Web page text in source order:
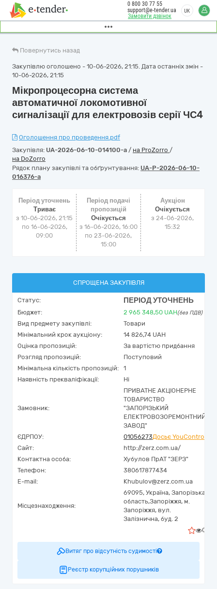
Замовити дзвінок
0 800 30 77 55
support@e-tender.ua
UK
Повернутись назад
Закупівлю оголошено - 10-06-2026, 21:15. Дата останніх змін -
10-06-2026, 21:15
Мікропроцесорна система
автоматичної локомотивної
сигналізації для електровозів серії ЧС4
Оголошення про проведення.pdf
Закупівля: UA-2026-06-10-014100-a / на ProZorro /
на DoZorro
Рядок плану закупівлі та обґрунтування: UA-P-2026-06-10-
016376-a
Період уточнень
Триває
з 10-06-2026, 21:15
по 16-06-2026,
09:00
Період подачі
пропозицій
Очікується
з 16-06-2026, 16:00
по 23-06-2026,
15:00
Аукціон
Очікується
з24-06-2026,
15:32
СПРОЩЕНА ЗАКУПІВЛЯ
Статус: ПЕРІОД УТОЧНЕНЬ
Бюджет: 2 965 348,50 UAH(без ПДВ)
Вид предмету закупівлі:
Товари
Мінімальний крок аукціону:
14 826,74 UAH
Оцінка пропозицій:
За вартістю придбання
Розгляд пропозицій:
Поступовий
Мінімальна кількість пропозицій:
1
Наявність прекваліфікації:
Ні
Замовник:
ПРИВАТНЕ АКЦІОНЕРНЕ
ТОВАРИСТВО
"ЗАПОРІЗЬКИЙ
ЕЛЕКТРОВОЗОРЕМОНТНИЙ
ЗАВОД"
ЄДРПОУ:
01056273Досьє YouControl
Сайт:
http://zerz.com.ua/
Контактна особа:
Хубулов ПрАТ "ЗЕРЗ"
Телефон:
380617877434
E-mail:
Khubulov@zerz.com.ua
Місцезнаходження:
69095, Україна, Запорізька
область,Запоріжжя, м.
Запоріжжя, вул.
Залізнична, буд. 2
0
Витяг про відсутність судимості
Реєстр корупційних порушників